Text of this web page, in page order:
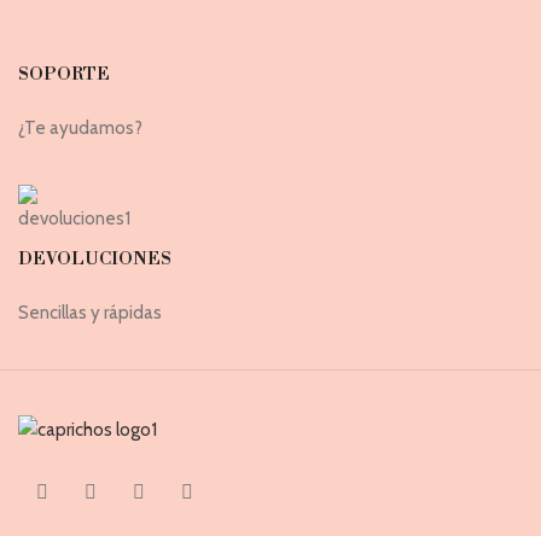
SOPORTE
¿Te ayudamos?
DEVOLUCIONES
Sencillas y rápidas